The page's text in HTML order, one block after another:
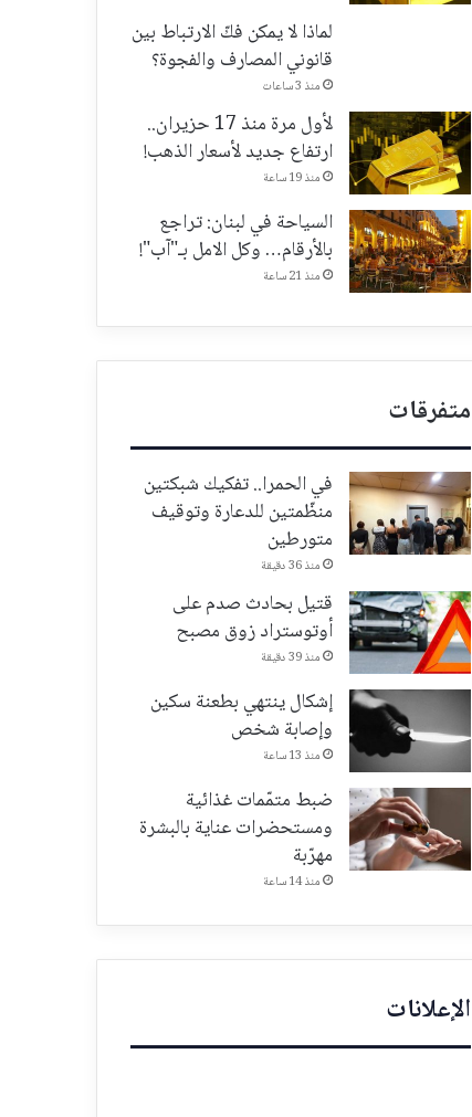
لماذا لا يمكن فكّ الارتباط بين
قانوني المصارف والفجوة؟
منذ 3 ساعات
لأول مرة منذ 17 حزيران..
ارتفاع جديد لأسعار الذهب!
منذ 19 ساعة
السياحة في لبنان: تراجع
بالأرقام… وكل الامل بـ"آب"!
منذ 21 ساعة
متفرقات
في الحمرا.. تفكيك شبكتين
منظّمتين للدعارة وتوقيف
متورطين
منذ 36 دقيقة
قتيل بحادث صدم على
أوتوستراد زوق مصبح
منذ 39 دقيقة
إشكال ينتهي بطعنة سكين
وإصابة شخص
منذ 13 ساعة
ضبط متمّمات غذائية
ومستحضرات عناية بالبشرة
مهرّبة
منذ 14 ساعة
الإعلانات